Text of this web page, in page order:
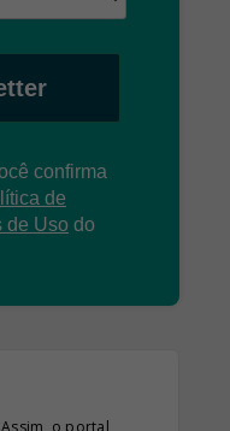
confirma
de
de Uso do
o portal